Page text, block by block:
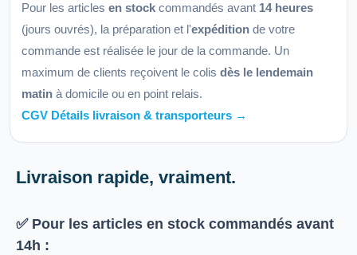
Pour les articles en stock commandés avant 14 heures
(jours ouvrés), la préparation et l'expédition de votre
commande est réalisée le jour de la commande. Un
maximum de clients reçoivent le colis dès le lendemain
matin à domicile ou en point relais.
CGV Détails livraison & transporteurs →
Livraison rapide, vraiment.
✅ Pour les articles en stock commandés avant
14h :